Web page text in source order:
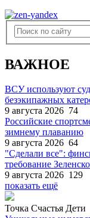
ВАЖНОЕ
ВСУ используют
безэкипажных
9 августа 2026 74
Российские
зимнему плаванию
9 августа 2026 64
"Сделали все":
требование
9 августа 2026 129
показать ещё
Точка Счастья Дети